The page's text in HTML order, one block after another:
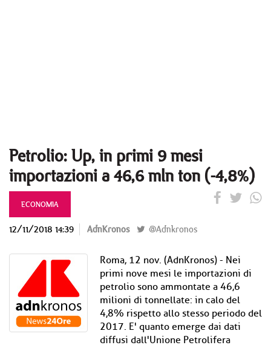
Petrolio: Up, in primi 9 mesi
importazioni a 46,6 mln ton (-4,8%)
ECONOMIA
12/11/2018 14:39 AdnKronos @Adnkronos
Roma, 12 nov. (AdnKronos) - Nei
primi nove mesi le importazioni di
petrolio sono ammontate a 46,6
milioni di tonnellate: in calo del
4,8% rispetto allo stesso periodo del
2017. E' quanto emerge dai dati
diffusi dall'Unione Petrolifera